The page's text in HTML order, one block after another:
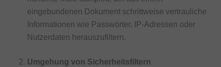
eingebundenen Dokument schrittweise vertrauliche
Informationen wie Passwörter, IP-Adressen oder
Nutzerdaten herauszufiltern.
Umgehung von Sicherheitsfiltern